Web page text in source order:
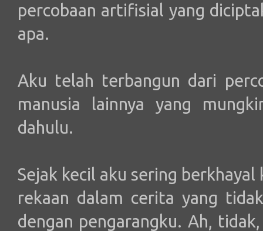
percobaan artifisial yang
apa.
Aku telah terbangun dari
manusia lainnya yang
dahulu.
Sejak kecil aku sering
rekaan dalam cerita yang
dengan pengarangku. Ah,